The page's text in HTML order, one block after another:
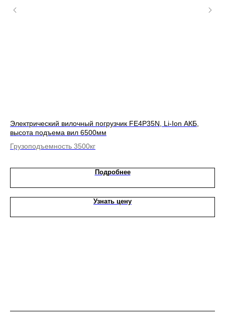
Электрический вилочный погрузчик FE4P35N, Li-Ion АКБ,
высота подъема вил 6500мм
Грузоподъемность 3500кг
Подробнее
Узнать цену